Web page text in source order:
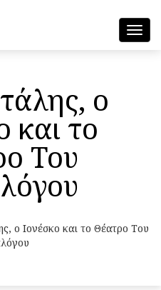
ο
και το
Του
ο Ιονέσκο και το Θέατρο Του